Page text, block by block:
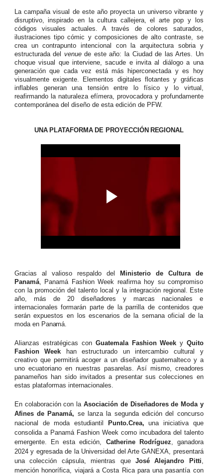
La campaña visual de este año proyecta un universo vibrante y
disruptivo, inspirado en la cultura callejera, el arte pop y los
códigos visuales actuales. A través de colores saturados,
ilustraciones tipo cómic y composiciones de alto contraste, se
crea un contrapunto intencional con la arquitectura sobria y
estructurada del venuede este año: la Ciudad de las Artes. Un
choque visual que interviene, sacude e invita al diálogo a una
generación que cada vez está más hiperconectada y es hoy
visualmente exigente. Elementos digitales flotantes y gráficas
inflables generan una tensión entre lo físico y lo virtual,
reafirmando la naturaleza efímera, provocadora y profundamente
contemporánea del diseño de esta edición de PFW.
UNA PLATAFORMA DE PROYECCIÓN REGIONAL
Gracias al valioso respaldo del
Ministerio de Cultura de
Panamá, Panamá Fashion Week reafirma hoy su compromiso
con la promoción del talento local y la integración regional. Este
año, más
de 20 diseñadores y marcas nacionales
e
internacionales formarán parte de la parrilla de contenidos que
serán expuestos en los escenarios de la semana oficial de la
moda en Panamá.
Alianzas estratégicas con Guatemala Fashion Week y Quito
Fashion
Week han
estructurado un intercambio cultural y
creativo que permitirá acoger a un diseñador guatemalteco y a
uno ecuatoriano en nuestras pasarelas. Así mismo, creadores
panameños han sido invitados a presentar sus colecciones en
estas plataformas internacionales.
En colaboración con la Asociación de Diseñadores de Moda y
Afines de Panamá, se
lanza la segunda edición del concurso
nacional de moda estudiantil
Punto.Crea,una iniciativa que
consolida a Panamá Fashion Week como incubadora del talento
emergente. En esta edición, Catherine Rodríguez , ganadora
2024 y egresada de la Universidad del Arte GANEXA, presentará
una colección cápsula, mientras que José Alejandro Pitti
mención honorífica, viajará a Costa Rica para una pasantía con